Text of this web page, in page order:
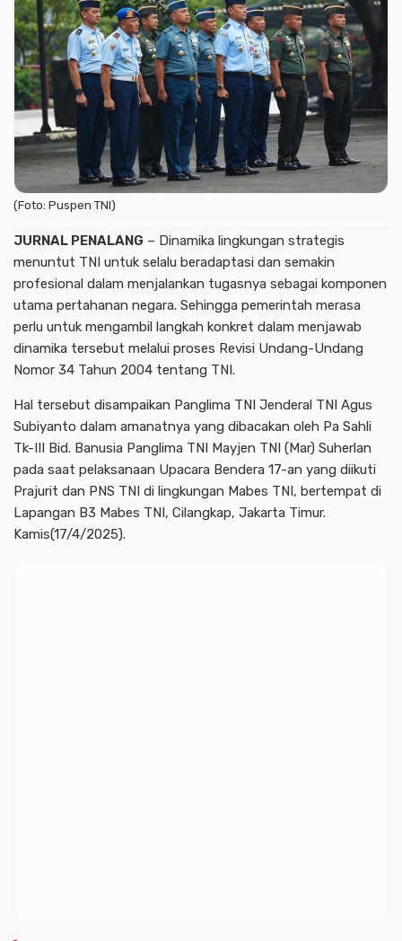
(Foto: Puspen TNI)
JURNAL PENALANG – Dinamika lingkungan strategis
menuntut TNI untuk selalu beradaptasi dan semakin
profesional dalam menjalankan tugasnya sebagai komponen
utama pertahanan negara. Sehingga pemerintah merasa
perlu untuk mengambil langkah konkret dalam menjawab
dinamika tersebut melalui proses Revisi Undang-Undang
Nomor 34 Tahun 2004 tentang TNI.
Hal tersebut disampaikan Panglima TNI Jenderal TNI Agus
Subiyanto dalam amanatnya yang dibacakan oleh Pa Sahli
Tk-III Bid. Banusia Panglima TNI Mayjen TNI (Mar) Suherlan
pada saat pelaksanaan Upacara Bendera 17-an yang diikuti
Prajurit dan PNS TNI di lingkungan Mabes TNI, bertempat di
Lapangan B3 Mabes TNI, Cilangkap, Jakarta Timur.
Kamis(17/4/2025).